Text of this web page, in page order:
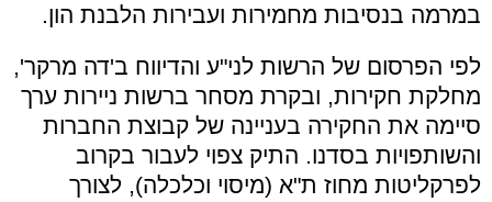
במרמה בנסיבות מחמירות ועבירות הלבנת הון.
לפי הפרסום של הרשות לני"ע והדיווח ב'דה מרקר',
מחלקת חקירות, ובקרת מסחר ברשות ניירות ערך
סיימה את החקירה בעניינה של קבוצת החברות
והשותפויות בסדנו. התיק צפוי לעבור בקרוב
לפרקליטות מחוז ת"א (מיסוי וכלכלה), לצורך